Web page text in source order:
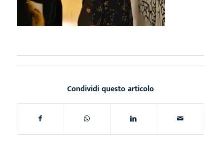
Condividi questo articolo